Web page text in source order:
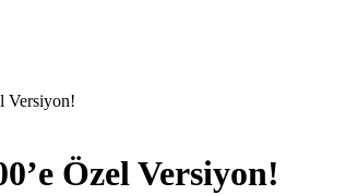
Versiyon!
Özel Versiyon!